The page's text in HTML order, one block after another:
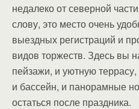
недалеко от северной
слову, это место очень
выездных регистраций и
видов торжеств. Здесь вы
пейзажи, и уютную
и бассейн, и панорамные
остаться после праздника.